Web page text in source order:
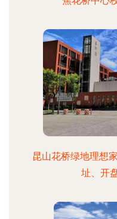
昆山花桥绿地理想
址、开